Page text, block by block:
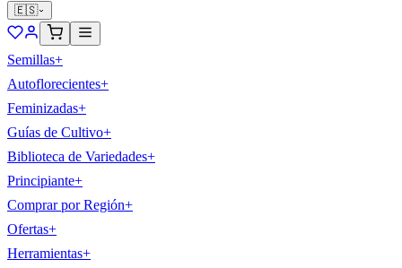
🇪🇸
Semillas+
Autoflorecientes+
Feminizadas+
Guías de Cultivo+
Biblioteca de Variedades+
Principiante+
Comprar por Región+
Ofertas+
Herramientas+